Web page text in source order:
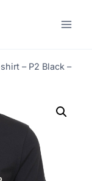
– P2 Black –